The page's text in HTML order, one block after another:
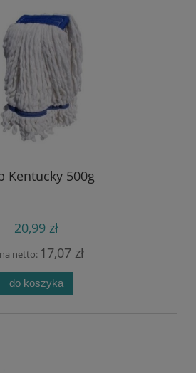
Kentucky 500g
20,99 zł
netto: 17,07 zł
do koszyka